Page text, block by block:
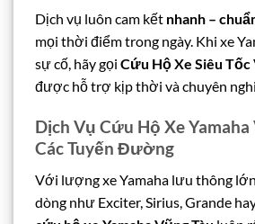
Dịch vụ luôn cam kết nhanh –
mọi thời điểm trong ngày. Khi xe
sự cố, hãy gọi Cứu Hộ Xe Siêu Tốc
được hỗ trợ kịp thời và chuyên
Dịch Vụ Cứu Hộ Xe Yamaha
Các Tuyến Đường
Với lượng xe Yamaha lưu thông
dòng như Exciter, Sirius, Grande